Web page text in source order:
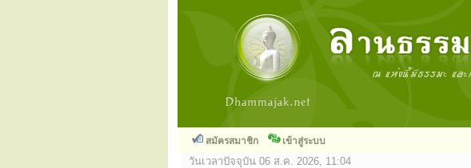
สมัครสมาชิก เข้าสู่ระบบ
วันเวลาปัจจุบัน 06 ส.ค. 2026, 11:04